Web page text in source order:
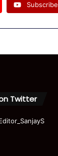
Subscribe
Twitter